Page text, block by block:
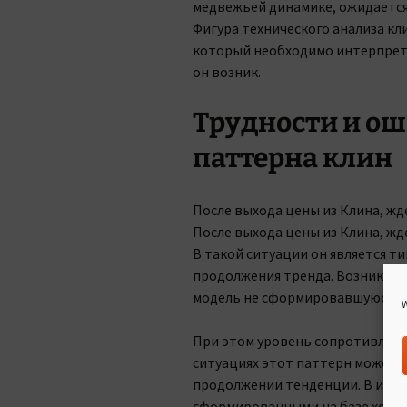
медвежьей динамике,
Фигура технического анализа
который необходимо
он возник.
Трудности и
паттерна клин
После выхода цены из Клина,
После выхода цены из Клина,
В такой ситуации он является
продолжения тренда.
модель не сформировавшуюся
При этом уровень
ситуациях этот паттерн может
продолжении тенденции. В